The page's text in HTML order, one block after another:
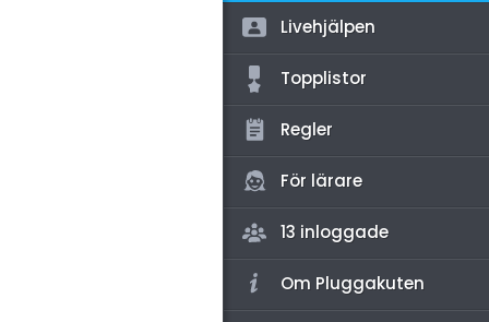
Livehjälpen
Topplistor
Regler
För lärare
13 inloggade
Om Pluggakuten